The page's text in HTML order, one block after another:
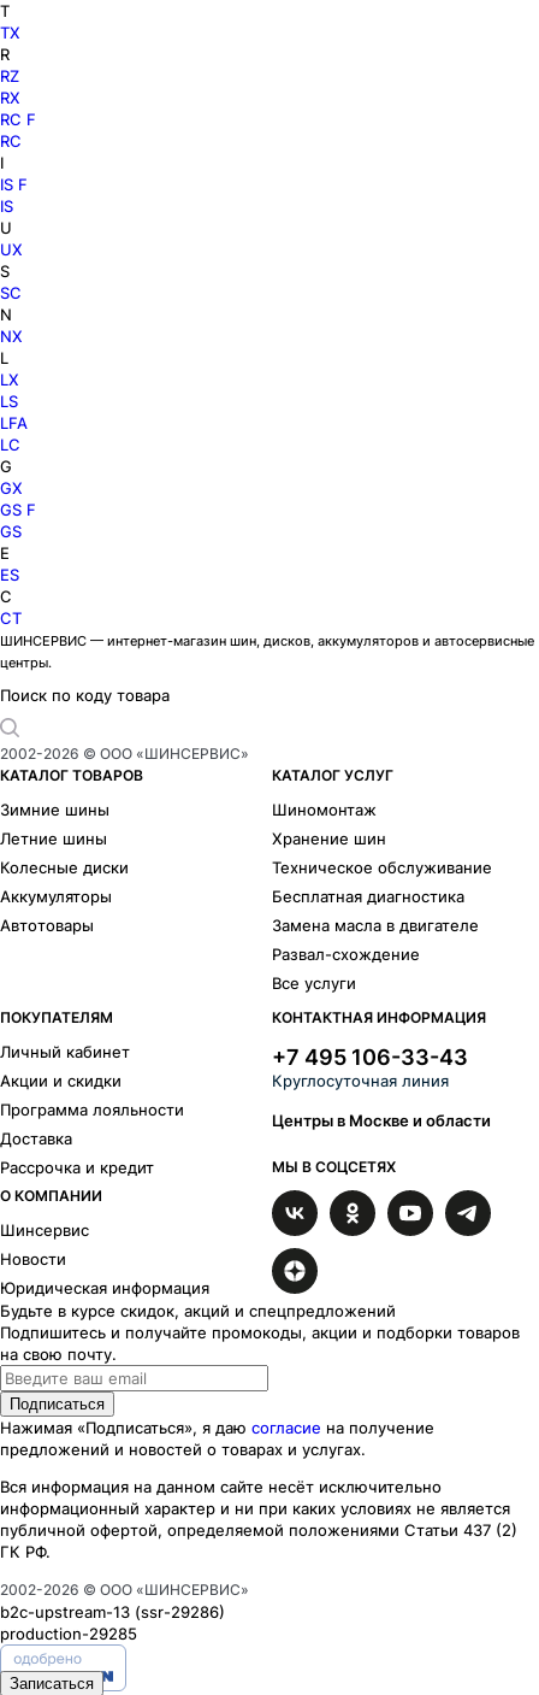
Записаться
T
TX
R
RZ
RX
RC F
RC
I
IS F
IS
U
UX
S
SC
N
NX
L
LX
LS
LFA
LC
G
GX
GS F
GS
E
ES
C
CT
ШИНСЕРВИС — интернет-магазин шин, дисков, аккумуляторов и автосервисные
центры.
Поиск по коду товара
2002-2026 © ООО «ШИНСЕРВИС»
КАТАЛОГ ТОВАРОВ
Зимние шины
Летние шины
Колесные диски
Аккумуляторы
Автотовары
КАТАЛОГ УСЛУГ
Шиномонтаж
Хранение шин
Техническое обслуживание
Бесплатная диагностика
Замена масла в двигателе
Развал-схождение
Все услуги
ПОКУПАТЕЛЯМ
Личный кабинет
Акции и скидки
Программа лояльности
Доставка
Рассрочка и кредит
О КОМПАНИИ
Шинсервис
Новости
Юридическая информация
КОНТАКТНАЯ ИНФОРМАЦИЯ
+7 495 106-33-43
Круглосуточная линия
Центры в Москве и области
МЫ В СОЦСЕТЯХ
Будьте в курсе скидок, акций и спецпредложений
Подпишитесь и получайте промокоды, акции и подборки товаров
на свою почту.
Подписаться
Нажимая «Подписаться», я даю согласие на получение
предложений и новостей о товарах и услугах.
Вся информация на данном сайте несёт исключительно
информационный характер и ни при каких условиях не является
публичной офертой, определяемой положениями Статьи 437 (2)
ГК РФ.
2002-2026 © ООО «ШИНСЕРВИС»
b2c-upstream-13 (ssr-29286)
production-29285